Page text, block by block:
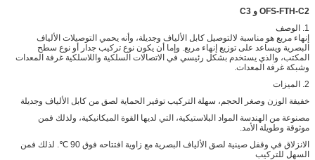
OFS-FTH-C2 و C3
1. الوصف
إنهاء مربع هو مناسبة لالتوصيل كابل الألياف وجديلة، وأنه يحمي التوصيلات الألياف
البصرية ويساعد على توزيع إنهاء مربع. وإما أن يكون نوع تركيب جدار أو نوع سطح
المكتب، والذي يستخدم بشكل رئيسي في الاتصالات السلكية واللاسلكية غرفة المعدات
وشبكة غرفة المعدات.
2. الميزات
خفيفة الوزن وصغر الحجم، سهلة التركيب توفير الحماية لصق من كابل الألياف وجديلة
مصنوعة من الهندسة المواد البلاستيكية، التي لديها القوة الميكانيكية، ولذلك فمن
موثوقة وطويلة الأمد.
الانزلاق في وقفل صينية لصق الألياف البصرية مع زاوية افتتاحه فوق 90 ​​℃. لذلك فمن
السهل للتركيب